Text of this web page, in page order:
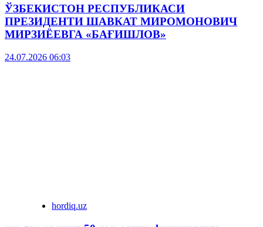
ЎЗБЕКИСТОН РЕСПУБЛИКАСИ
ПРЕЗИДЕНТИ ШАВКАТ МИРОМОНОВИЧ
МИРЗИЁЕВГА «БАҒИШЛОВ»
24.07.2026 06:03
hordiq.uz